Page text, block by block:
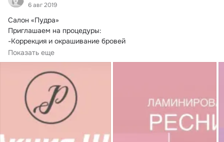
6 авг 2019
Салон «Пудра»
Приглашаем на процедуры:
-Коррекция и окрашивание бровей
-Ламинирование ресниц
-Макияж/прическа
-Маникюр с покрытием гель лака
Показать еще